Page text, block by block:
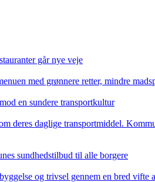
går nye veje
med grønnere retter, mindre
en sundere transportkultur
deres daglige transportmiddel.
sundhedstilbud til alle borgere
og trivsel gennem en bred